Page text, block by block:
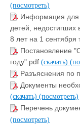
(посмотреть)
Информация для
детей, недостигших
8 лет на 1 сентября
Постановление
году".pdf (скачать)
Разъяснения по
Документы
(скачать) (посмотреть)
Перечень
(посмотреть)